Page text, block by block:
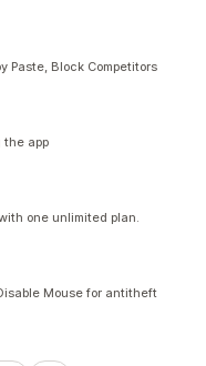
Paste, Block Competitors
the app
one unlimited plan.
Mouse for antitheft